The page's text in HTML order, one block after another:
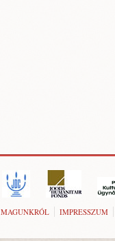
MAGUNKRÓL IMPRESSZUM